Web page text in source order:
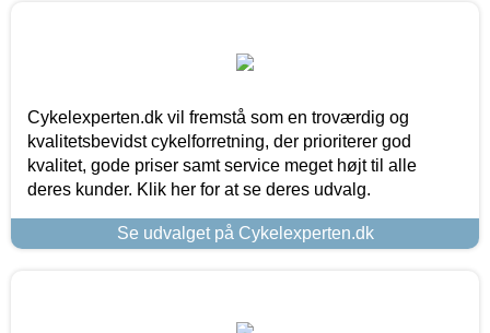
Cykelexperten.dk vil fremstå som en troværdig og
kvalitetsbevidst cykelforretning, der prioriterer god
kvalitet, gode priser samt service meget højt til alle
deres kunder. Klik her for at se deres udvalg.
Se udvalget på Cykelexperten.dk